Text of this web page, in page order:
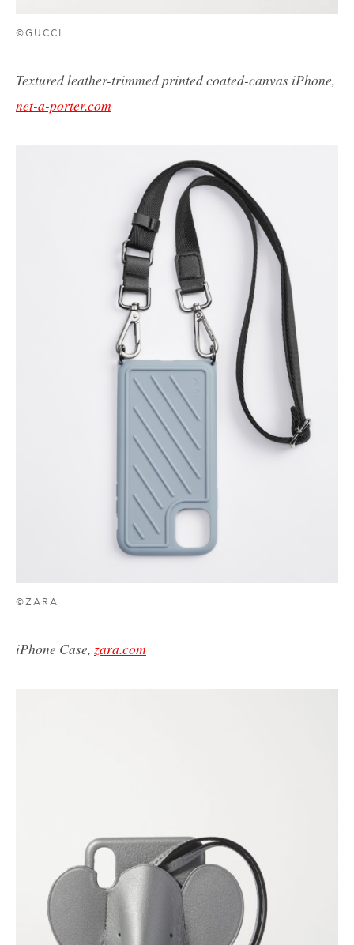
©GUCCI
Textured leather-trimmed printed coated-canvas iPhone,
net-a-porter.com
©ZARA
iPhone Case, zara.com